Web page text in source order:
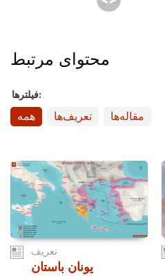
محتوای مرتبط
فیلترها:
همه تعریف‌ها مقاله‌ها
تعریف
یونان باستان